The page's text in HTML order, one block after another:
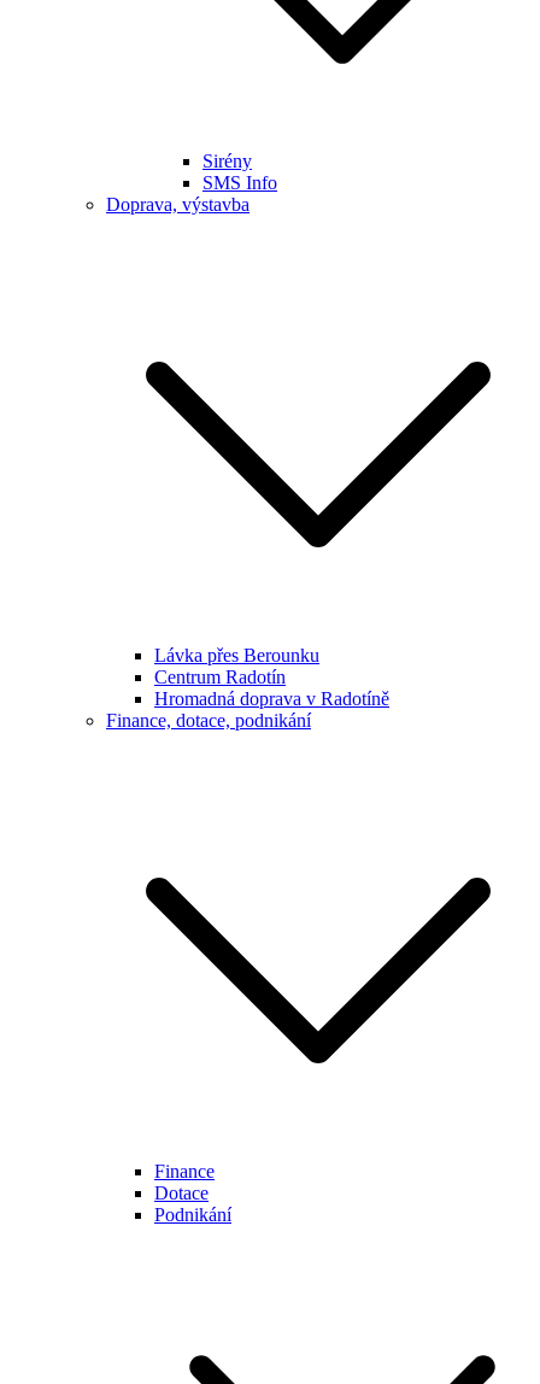
Sirény
SMS Info
Doprava, výstavba
Lávka přes Berounku
Centrum Radotín
Hromadná doprava v Radotíně
Finance, dotace, podnikání
Finance
Dotace
Podnikání